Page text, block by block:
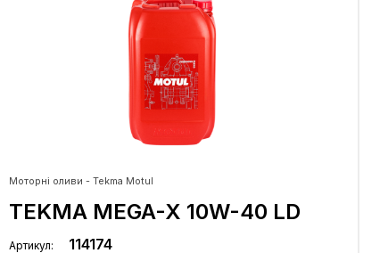
Моторні оливи - Tekma Motul
TEKMA MEGA-X 10W-40 LD
Артикул: 114174